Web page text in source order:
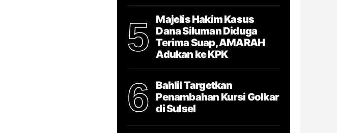
5
Majelis Hakim Kasus
Dana Siluman Diduga
Terima Suap, AMARAH
Adukan ke KPK
6
Bahlil Targetkan
Penambahan Kursi Golkar
di Sulsel